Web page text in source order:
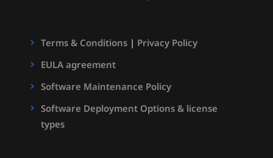
Terms & Conditions| Privacy Policy
EULA agreement
Software Maintenance Policy
Software Deployment Options & license
types